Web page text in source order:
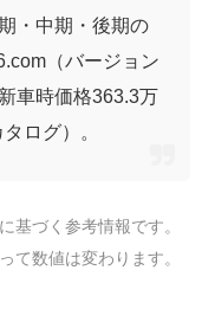
・中期・後期の
（バージョン
車時価格363.3万
ログ）。
基づく参考情報です。
て数値は変わります。